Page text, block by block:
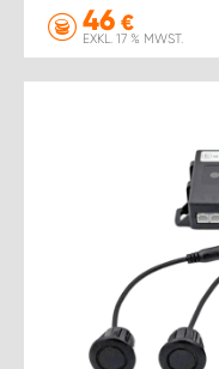
46 €
EXKL. 17 % MWST.